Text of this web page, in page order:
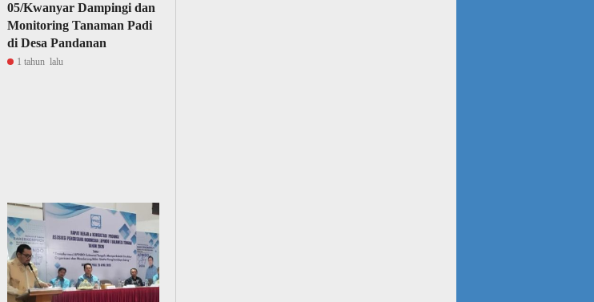
05/Kwanyar Dampingi dan
Monitoring Tanaman Padi
di Desa Pandanan
1 tahun lalu